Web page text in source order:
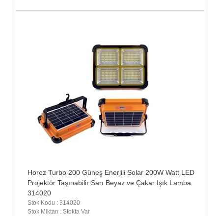
Horoz Turbo 200 Güneş Enerjili Solar 200W Watt LED
Projektör Taşınabilir Sarı Beyaz ve Çakar Işık Lamba
314020
Stok Kodu : 314020
Stok Miktarı : Stokta Var